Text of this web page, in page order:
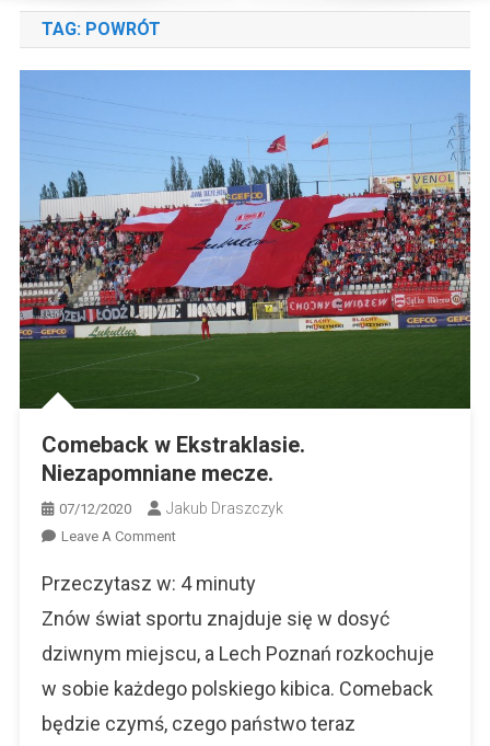
TAG: POWRÓT
Comeback w Ekstraklasie.
Niezapomniane mecze.
07/12/2020 Jakub Draszczyk
Leave A CommentOn
W
Ekstraklasie.
Mecze.
Przeczytasz w: 4 minuty
Znów świat sportu znajduje się w dosyć
dziwnym miejscu, a Lech Poznań rozkochuje
w sobie każdego polskiego kibica. Comeback
będzie czymś, czego państwo teraz